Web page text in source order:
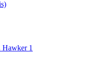
Hawker 1